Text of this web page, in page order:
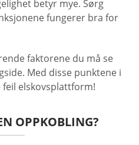
betyr mye. Sørg
fungerer bra for
faktorene du må se
Med disse punktene i
elskovsplattform!
OPPKOBLING?